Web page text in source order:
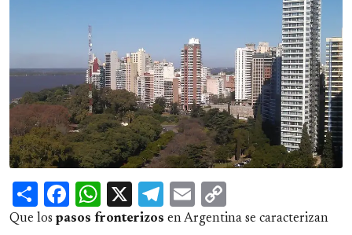
ShareFacebook
WhatsApp
X Telegram
Email
Link
Que los pasos fronterizos en Argentina se caracterizan